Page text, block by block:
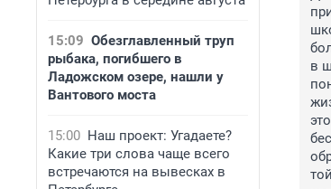
15:09 Обезглавленный труп
рыбака, погибшего в
Ладожском озере, нашли у
Вантового моста
15:00 Наш проект: Угадаете?
Какие три слова чаще всего
встречаются на вывесках в
в